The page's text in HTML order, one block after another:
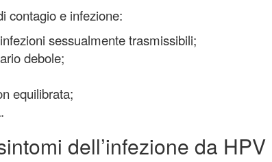
contagio e infezione:
sessualmente trasmissibili;
debole;
equilibrata;
dell’infezione da